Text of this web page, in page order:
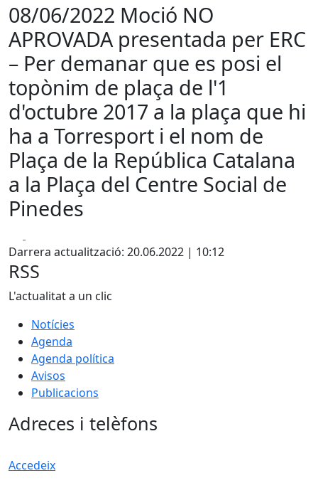
08/06/2022 Moció NO
APROVADA presentada per ERC
– Per demanar que es posi el
topònim de plaça de l'1
d'octubre 2017 a la plaça que hi
ha a Torresport i el nom de
Plaça de la República Catalana
a la Plaça del Centre Social de
Pinedes
Darrera actualització: 20.06.2022 | 10:12
RSS
L'actualitat a un clic
Notícies
Agenda
Agenda política
Avisos
Publicacions
Adreces i telèfons
Accedeix